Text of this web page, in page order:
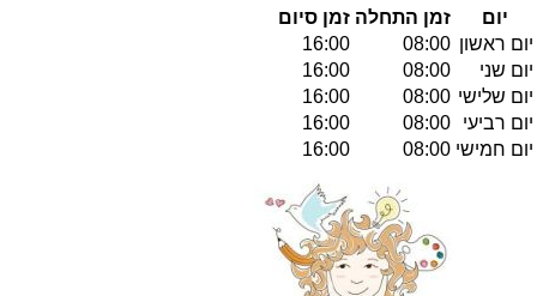
יום זמן התחלה זמן סיום
יום ראשון 08:00
16:00
יום שני
08:00
16:00
יום שלישי 08:00
16:00
יום רביעי
08:00
16:00
יום חמישי 08:00
16:00